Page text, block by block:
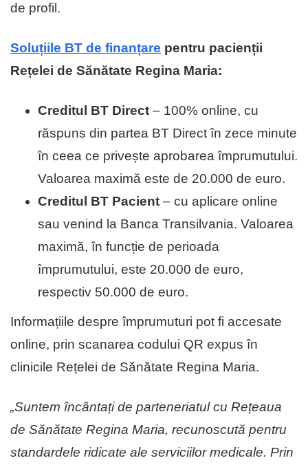
de profil.
Soluțiile BT de finanțare pentru pacienții
Rețelei de Sănătate Regina Maria:
Creditul BT Direct – 100% online, cu
răspuns din partea BT Direct în zece minute
în ceea ce privește aprobarea împrumutului.
Valoarea maximă este de 20.000 de euro.
Creditul BT Pacient – cu aplicare online
sau venind la Banca Transilvania. Valoarea
maximă, în funcție de perioada
împrumutului, este 20.000 de euro,
respectiv 50.000 de euro.
Informațiile despre împrumuturi pot fi accesate
online, prin scanarea codului QR expus în
clinicile Rețelei de Sănătate Regina Maria.
„Suntem încântați de parteneriatul cu Rețeaua
de Sănătate Regina Maria, recunoscută pentru
standardele ridicate ale serviciilor medicale. Prin